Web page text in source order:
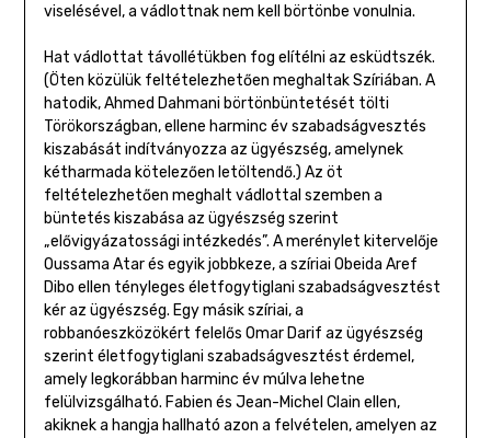
viselésével, a vádlottnak nem kell börtönbe vonulnia.
Hat vádlottat távollétükben fog elítélni az esküdtszék.
(Öten közülük feltételezhetően meghaltak Szíriában. A
hatodik, Ahmed Dahmani börtönbüntetését tölti
Törökországban, ellene harminc év szabadságvesztés
kiszabását indítványozza az ügyészség, amelynek
kétharmada kötelezően letöltendő.) Az öt
feltételezhetően meghalt vádlottal szemben a
büntetés kiszabása az ügyészség szerint
„elővigyázatossági intézkedés”. A merénylet kitervelője
Oussama Atar és egyik jobbkeze, a szíriai Obeida Aref
Dibo ellen tényleges életfogytiglani szabadságvesztést
kér az ügyészség. Egy másik szíriai, a
robbanóeszközökért felelős Omar Darif az ügyészség
szerint életfogytiglani szabadságvesztést érdemel,
amely legkorábban harminc év múlva lehetne
felülvizsgálható. Fabien és Jean-Michel Clain ellen,
akiknek a hangja hallható azon a felvételen, amelyen az